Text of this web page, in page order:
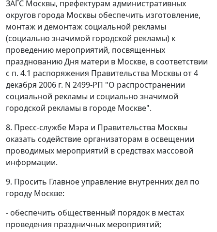
ЗАГС Москвы, префектурам административных
округов города Москвы обеспечить изготовление,
монтаж и демонтаж социальной рекламы
(социально значимой городской рекламы) к
проведению мероприятий, посвященных
празднованию Дня матери в Москве, в соответствии
с п. 4.1 распоряжения Правительства Москвы от 4
декабря 2006 г. N 2499-РП "О распространении
социальной рекламы и социально значимой
городской рекламы в городе Москве".
8. Пресс-службе Мэра и Правительства Москвы
оказать содействие организаторам в освещении
проводимых мероприятий в средствах массовой
информации.
9. Просить Главное управление внутренних дел по
городу Москве:
- обеспечить общественный порядок в местах
проведения праздничных мероприятий;